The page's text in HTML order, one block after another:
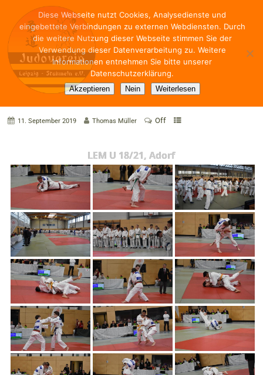
LEM U 18/21, Adorf
11. September 2019 Thomas Müller Off
LEM U 18/21, Adorf
Diese Webseite nutzt Cookies, Analysedienste und
eingebettete Verbindungen zu externen Webdiensten. Durch
die weitere Nutzung dieser Webseite stimmen Sie der
Verwendung dieser Datenverarbeitung zu. Weitere
Informationen entnehmen Sie bitte unserer
Datenschutzerklärung.
Akzeptieren Nein Weiterlesen